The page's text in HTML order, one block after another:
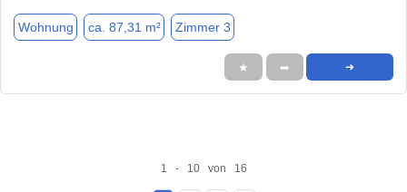
Wohnung ca. 87,31 m² Zimmer 3
★ ➦ ➜
1 - 10 von 16